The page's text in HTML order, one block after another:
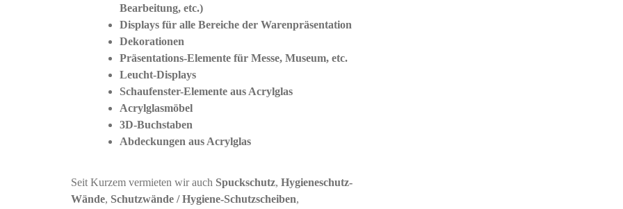
Bearbeitung, etc.)
Displays für alle Bereiche der Warenpräsentation
Dekorationen
Präsentations-Elemente für Messe, Museum, etc.
Leucht-Displays
Schaufenster-Elemente aus Acrylglas
Acrylglasmöbel
3D-Buchstaben
Abdeckungen aus Acrylglas
Seit Kurzem vermieten wir auch Spuckschutz, Hygieneschutz-
Wände, Schutzwände / Hygiene-Schutzscheiben,